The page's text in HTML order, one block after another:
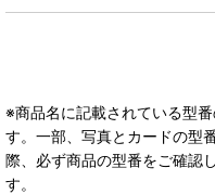
※商品名に記載されている型
す。一部、写真とカードの型
際、必ず商品の型番をご確認
す。